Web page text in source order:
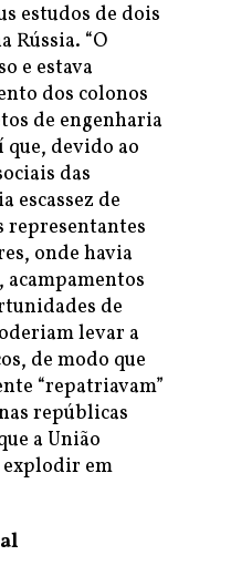
estudos de dois
Rússia. “O
e estava
dos colonos
de engenharia
que, devido ao
das
escassez de
representantes
onde havia
acampamentos
de
levar a
de modo que
“repatriavam”
repúblicas
a União
explodir em